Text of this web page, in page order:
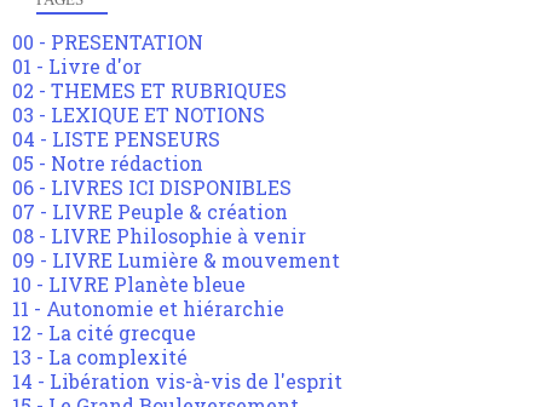
00 - PRESENTATION
01 - Livre d'or
02 - THEMES ET RUBRIQUES
03 - LEXIQUE ET NOTIONS
04 - LISTE PENSEURS
05 - Notre rédaction
06 - LIVRES ICI DISPONIBLES
07 - LIVRE Peuple & création
08 - LIVRE Philosophie à venir
09 - LIVRE Lumière & mouvement
10 - LIVRE Planète bleue
11 - Autonomie et hiérarchie
12 - La cité grecque
13 - La complexité
14 - Libération vis-à-vis de l'esprit